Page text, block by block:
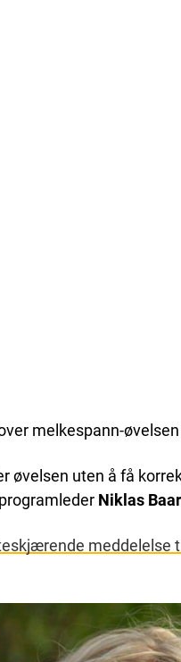
melkespann-
øvelsen uten å få
Niklas
meddelelse